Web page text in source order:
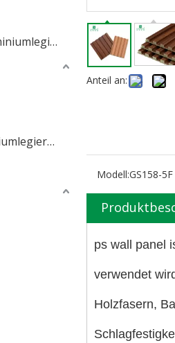
Bodenprofil aus Aluminiumlegierung
Fußleiste aus Aluminiumlegierung
Anteil an:
Modell:GS158-5F
ps wall panel
verwendet
Holzfasern,